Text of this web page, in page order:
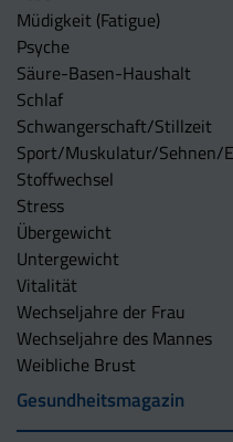
Müdigkeit (Fatigue)
Psyche
Säure-Basen-Haushalt
Schlaf
Schwangerschaft/Stillzeit
Sport/Muskulatur/Sehnen/
Stoffwechsel
Stress
Übergewicht
Untergewicht
Vitalität
Wechseljahre der Frau
Wechseljahre des Mannes
Weibliche Brust
Gesundheitsmagazin